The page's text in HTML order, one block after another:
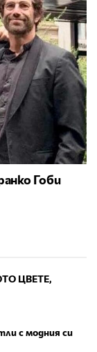
Гоби
ЦВЕТЕ,
с модния си